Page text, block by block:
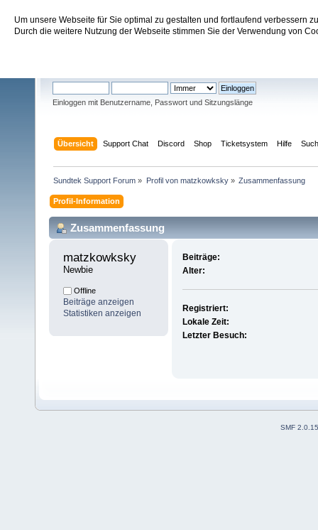
Um unsere Webseite für Sie optimal zu gestalten und fortlaufend verbessern
Durch die weitere Nutzung der Webseite stimmen Sie der Verwendung von
Sundtek Support Forum
Einloggen mit Benutzername, Passwort und Sitzungslänge
Übersicht Support Chat Discord Shop Ticketsystem Hilfe
Sundtek Support Forum » Profil von matzkowksky» Zusammenfassung
Profil-Information
Zusammenfassung
matzkowksky
Newbie
Offline
Beiträge anzeigen
Statistiken anzeigen
Beiträge:
Alter:
Registriert:
Lokale Zeit:
Letzter Besuch:
SMF 2.0.15